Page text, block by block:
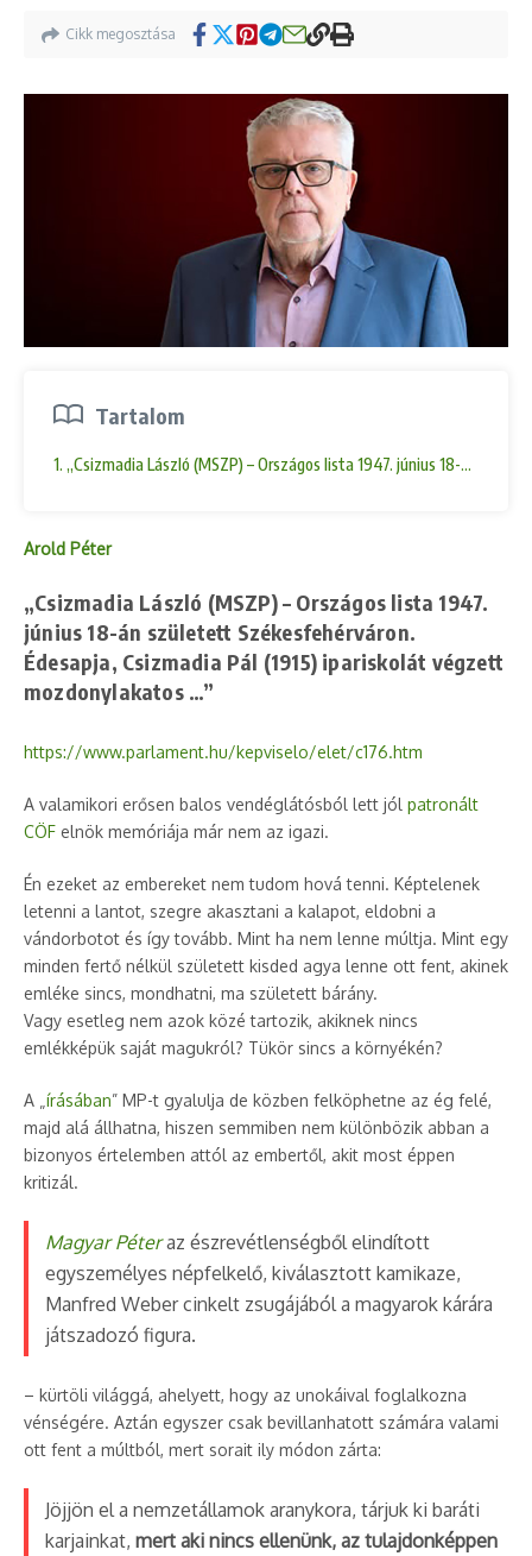
Cikk megosztása
Tartalom
1. „Csizmadia László (MSZP) – Országos lista 1947. június 18-án
Arold Péter
„Csizmadia László (MSZP) – Országos lista 1947.
június 18-án született Székesfehérváron.
Édesapja, Csizmadia Pál (1915) ipariskolát végzett
mozdonylakatos …”
https://www.parlament.hu/kepviselo/elet/c176.htm
A valamikori erősen balos vendéglátósból lett jól patronált
CÖF elnök memóriája már nem az igazi.
Én ezeket az embereket nem tudom hová tenni. Képtelenek
letenni a lantot, szegre akasztani a kalapot, eldobni a
vándorbotot és így tovább. Mint ha nem lenne múltja. Mint egy
minden fertő nélkül született kisded agya lenne ott fent, akinek
emléke sincs, mondhatni, ma született bárány.
Vagy esetleg nem azok közé tartozik, akiknek nincs
emlékképük saját magukról? Tükör sincs a környékén?
A „ írásában” MP-t gyalulja de közben felköphetne az ég felé,
majd alá állhatna, hiszen semmiben nem különbözik abban a
bizonyos értelemben attól az embertől, akit most éppen
kritizál.
Magyar Péteraz észrevétlenségből elindított
egyszemélyes népfelkelő, kiválasztott kamikaze,
Manfred Weber cinkelt zsugájából a magyarok kárára
játszadozó figura.
– kürtöli világgá, ahelyett, hogy az unokáival foglalkozna
vénségére. Aztán egyszer csak bevillanhatott számára valami
ott fent a múltból, mert sorait ily módon zárta:
Jöjjön el a nemzetállamok aranykora, tárjuk ki baráti
karjainkat, mert aki nincs ellenünk, az tulajdonképpen